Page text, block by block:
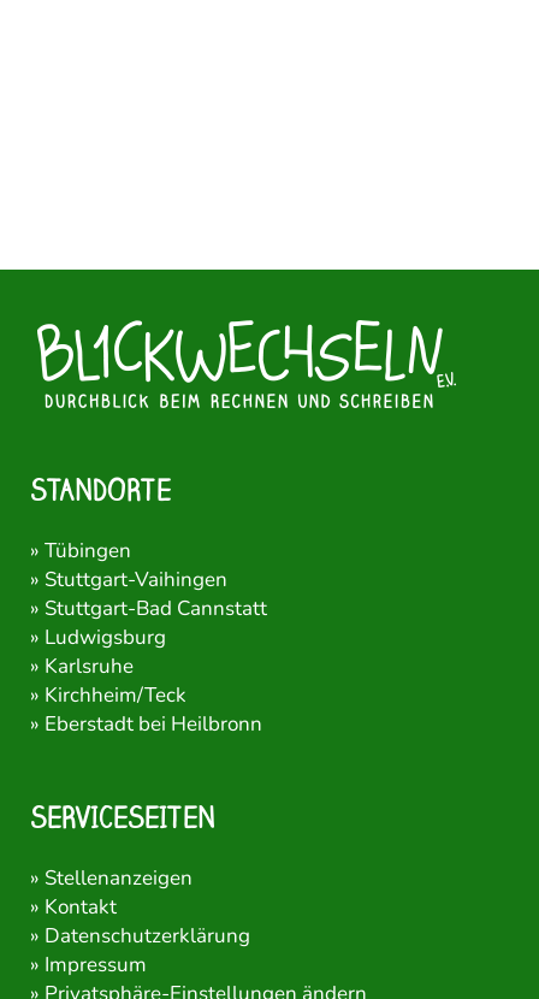
STANDORTE
» Tübingen
» Stuttgart-Vaihingen
» Stuttgart-Bad Cannstatt
» Ludwigsburg
» Karlsruhe
» Kirchheim/Teck
» Eberstadt bei Heilbronn
SERVICESEITEN
» Stellenanzeigen
» Kontakt
» Datenschutzerklärung
» Impressum